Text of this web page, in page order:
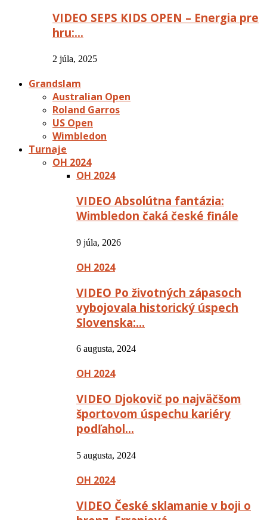
VIDEO SEPS KIDS OPEN – Energia pre
hru:…
2 júla, 2025
Grandslam
Australian Open
Roland Garros
US Open
Wimbledon
Turnaje
OH 2024
OH 2024
VIDEO Absolútna fantázia:
Wimbledon čaká české finále
9 júla, 2026
OH 2024
VIDEO Po životných zápasoch
vybojovala historický úspech
Slovenska:…
6 augusta, 2024
OH 2024
VIDEO Djokovič po najväčšom
športovom úspechu kariéry
podľahol…
5 augusta, 2024
OH 2024
VIDEO České sklamanie v boji o